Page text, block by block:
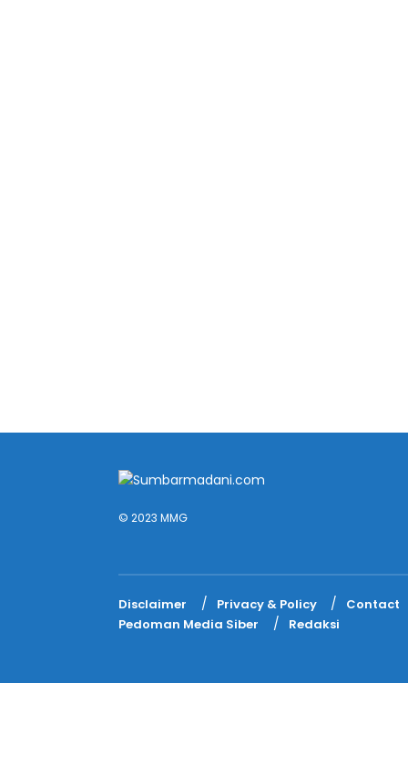
© 2023 MMG
Disclaimer Privacy & Policy
Contact
Pedoman Media Siber
Redaksi